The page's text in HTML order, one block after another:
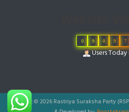
0 9 0 9 7
Users Today
Copyright © 2026 Rastriya Suraksha Party